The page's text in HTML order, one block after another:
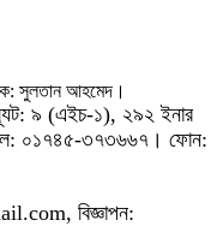
সুলতান আহমেদ।
স্যূট: ৯ (এইচ-১), ২৯২ ইনার
০১৭৪৫-৩৭৩৬৬৭। ফোন:
বিজ্ঞাপন: